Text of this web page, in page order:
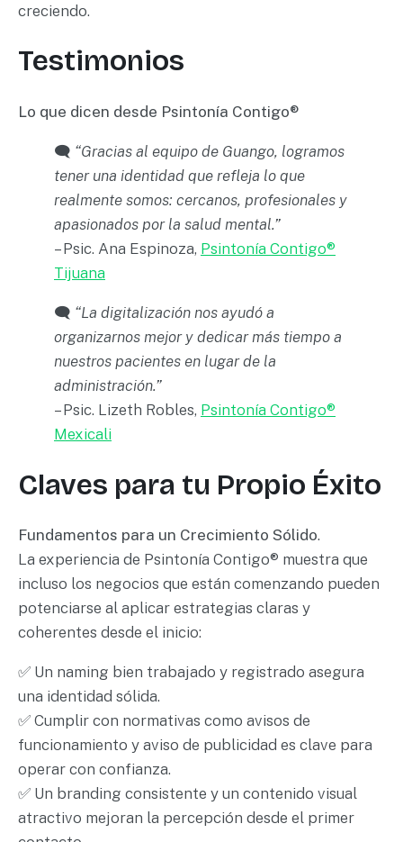
creciendo.
Testimonios
Lo que dicen desde Psintonía Contigo®
🗨️ “Gracias al equipo de Guango, logramos
tener una identidad que refleja lo que
realmente somos: cercanos, profesionales y
apasionados por la salud mental.”
– Psic. Ana Espinoza, Psintonía Contigo®
Tijuana
🗨️ “La digitalización nos ayudó a
organizarnos mejor y dedicar más tiempo a
nuestros pacientes en lugar de la
administración.”
– Psic. Lizeth Robles, Psintonía Contigo®
Mexicali
Claves para tu Propio Éxito
Fundamentos para un Crecimiento Sólido.
La experiencia de Psintonía Contigo® muestra que
incluso los negocios que están comenzando pueden
potenciarse al aplicar estrategias claras y
coherentes desde el inicio:
✅ Un naming bien trabajado y registrado asegura
una identidad sólida.
✅ Cumplir con normativas como avisos de
funcionamiento y aviso de publicidad es clave para
operar con confianza.
✅ Un branding consistente y un contenido visual
atractivo mejoran la percepción desde el primer